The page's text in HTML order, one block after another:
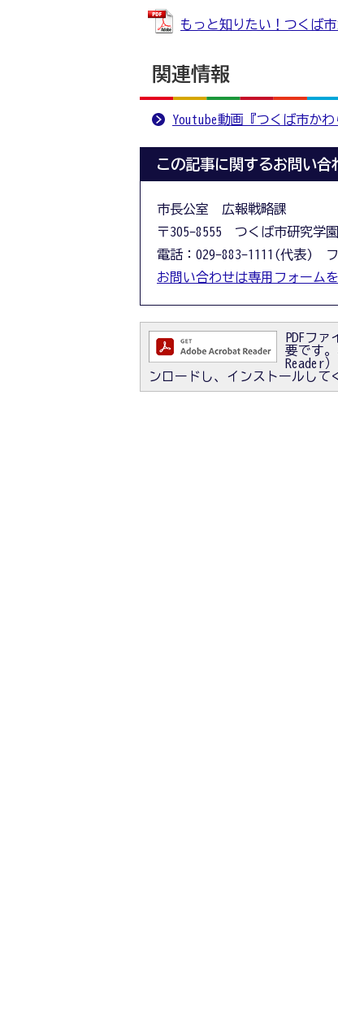
もっと知りたい！つくば
関連情報
Youtube動画『つくば市かわ
この記事に関するお問い合
市長公室 広報戦略課
〒305-8555 つくば市研究学園
電話：029-883-1111(代表) フ
お問い合わせは専用フォーム
PDFフ
要です
Reader
ンロードし、インストールして